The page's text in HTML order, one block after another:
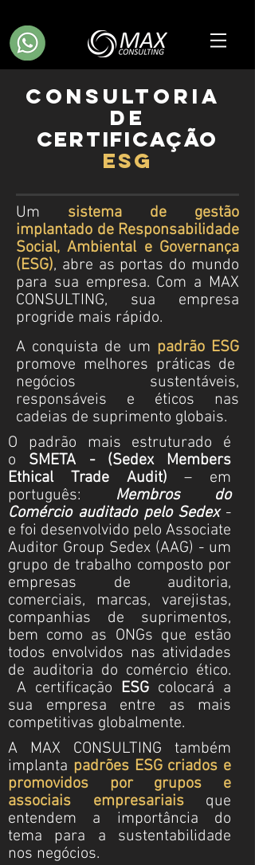
Consultoria
de
certificação
esg
Um sistema de gestão
implantado de Responsabilidade
Social, Ambiental e Governança
(ESG), abre as portas do mundo
para sua empresa. Com a MAX
CONSULTING, sua empresa
progride mais rápido.
A conquista de um padrão ESG
promove melhores práticas de
negócios sustentáveis,
responsáveis e éticos nas
cadeias de suprimento globais.
O padrão mais estruturado é
o SMETA - (Sedex Members
Ethical Trade Audit) – em
português: Membros do
Comércio auditado pelo Sedex-
e foi desenvolvido pelo Associate
Auditor Group Sedex (AAG) - um
grupo de trabalho composto por
empresas de auditoria,
comerciais, marcas, varejistas,
companhias de suprimentos,
bem como as ONGs que estão
todos envolvidos nas atividades
de auditoria do comércio ético.
A certificação ESG colocará a
sua empresa entre as mais
competitivas globalmente.
A MAX CONSULTING também
implanta padrões ESG criados e
promovidos por grupos e
associais empresariaisque
entendem a importância do
tema para a sustentabilidade
nos negócios.